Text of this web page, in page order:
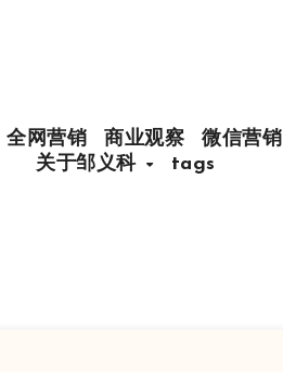
全网营销 商业观察 微信营销
关于邹义科
tags